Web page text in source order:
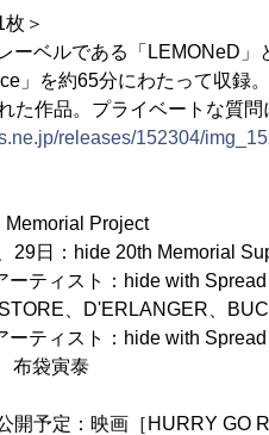
＞
ーベルである「LEMONeD
」を約65分にわたって収録
た作品。プライベートな質
releases/152304/
Project
29日：hide 20th Memorial
ーティスト：hide with
、D'ERLANGER、
ティスト：hide with
布袋寅泰
開予定：映画［HURRY GO